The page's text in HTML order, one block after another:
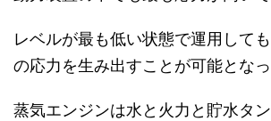
レベルが最も低い状態で運用して
の応力を生み出すことが可能となっ
蒸気エンジンは水と火力と貯水タ